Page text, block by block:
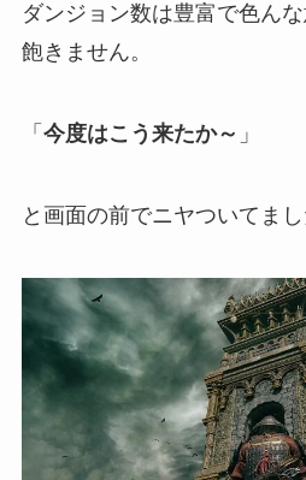
ダンジョン数は豊富で色ん
飽きません。
「 今度はこう来たか～ 」
と画面の前でニヤついてまし